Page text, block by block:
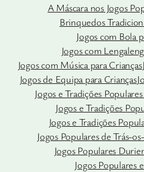
A Máscara nos Jogos
Brinquedos
Jogos com Bola
Jogos com
Jogos com Música para Crianças
Jogos de Equipa para Crianças
Jogos e Tradições
Jogos e Tradições
Jogos e Tradições
Jogos Populares de Trás-
Jogos Populares
Jogos Populares